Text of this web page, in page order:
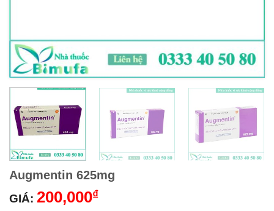
Augmentin 625mg
GIÁ: 200,000₫